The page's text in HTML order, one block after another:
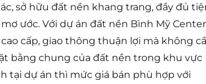
sở hữu đất nền khang trang, đầy đủ
ước. Với dự án đất nền Bình Mỹ Center
cấp, giao thông thuận lợi mà không
bằng chung của đất nền trong khu vực
tại dự án thì mức giá bán phù hợp với